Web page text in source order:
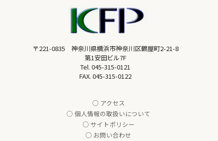
〒221-0835 神奈川県横浜市神奈川区鶴屋町2-21-8
第1安田ビル7F
Tel. 045-315-0121
FAX. 045-315-0122
○ アクセス
○ 個人情報の取扱いについて
○ サイトポリシー
○ お問い合わせ